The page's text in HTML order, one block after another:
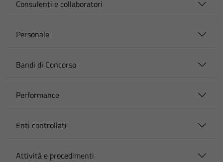
Consulenti e collaboratori
Personale
Bandi di Concorso
Performance
Enti controllati
Attività e procedimenti